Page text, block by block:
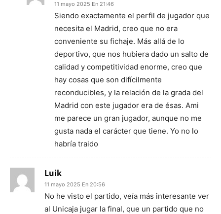
11 mayo 2025 En 21:46
Siendo exactamente el perfil de jugador que
necesita el Madrid, creo que no era
conveniente su fichaje. Más allá de lo
deportivo, que nos hubiera dado un salto de
calidad y competitividad enorme, creo que
hay cosas que son difícilmente
reconducibles, y la relación de la grada del
Madrid con este jugador era de ésas. Ami
me parece un gran jugador, aunque no me
gusta nada el carácter que tiene. Yo no lo
habría traido
Luik
11 mayo 2025 En 20:56
No he visto el partido, veía más interesante ver
al Unicaja jugar la final, que un partido que no